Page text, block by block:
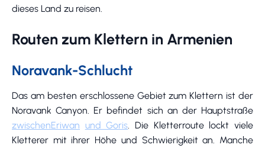
dieses Land zu reisen.
Routen zum Klettern in Armenien
Noravank-Schlucht
Das am besten erschlossene Gebiet zum Klettern ist der
Noravank Canyon. Er befindet sich an der Hauptstraße
zwischenEriwan und Goris. Die Kletterroute lockt viele
Kletterer mit ihrer Höhe und Schwierigkeit an. Manche